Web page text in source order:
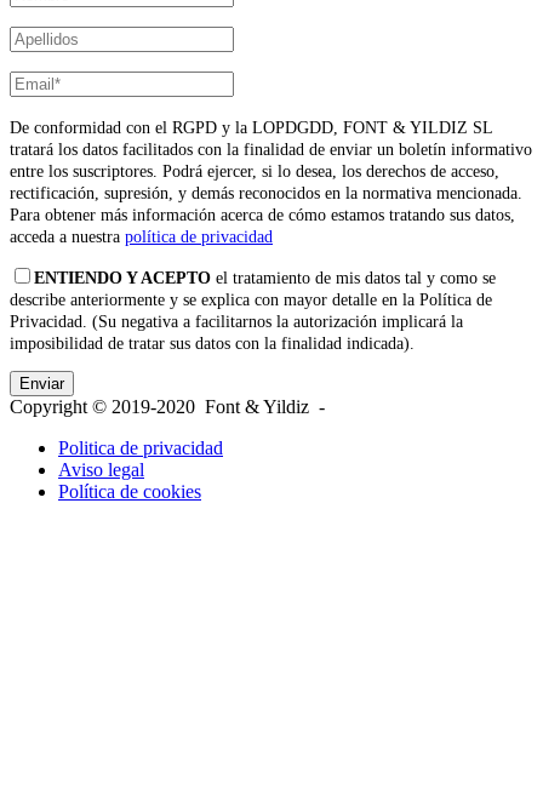
De conformidad con el RGPD y la LOPDGDD, FONT & YILDIZ SL
tratará los datos facilitados con la finalidad de enviar un boletín informativo
entre los suscriptores. Podrá ejercer, si lo desea, los derechos de acceso,
rectificación, supresión, y demás reconocidos en la normativa mencionada.
Para obtener más información acerca de cómo estamos tratando sus datos,
acceda a nuestra política de privacidad
ENTIENDO Y ACEPTO el tratamiento de mis datos tal y como se
describe anteriormente y se explica con mayor detalle en la Política de
Privacidad. (Su negativa a facilitarnos la autorización implicará la
imposibilidad de tratar sus datos con la finalidad indicada).
Copyright © 2019-2020 Font & Yildiz -
Politica de privacidad
Aviso legal
Política de cookies